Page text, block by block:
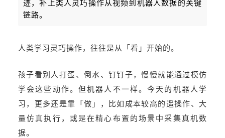
迹，补上类人灵巧操作从视频到机器人数据的关键
链路。
人类学习灵巧操作，往往是从「看」开始的。
孩子看别人打蛋、倒水、钉钉子，慢慢就能通过模仿
学会这些动作。但机器人不一样。今天的机器人学
习，更多还是靠「做」，比如成本较高的遥操作、大
量仿真执行，或是在精心布置的场景中采集真机数
据。